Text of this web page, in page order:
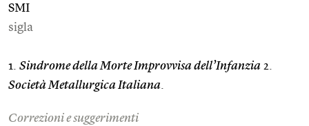
SMI
sigla
1. Sindrome della Morte Improvvisa dell’Infanzia 2.
Società Metallurgica Italiana
Correzioni e suggerimenti